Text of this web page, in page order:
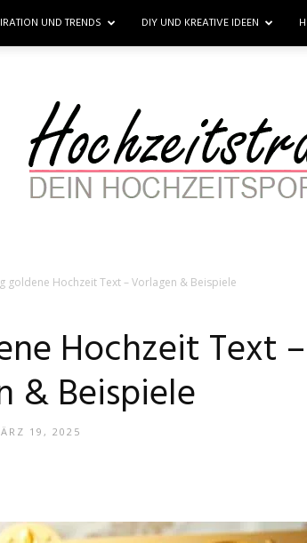
UND TRENDS DIY UND KREATIVE IDEEN
goldene Hochzeit Text – Vorlagen & Beispiele
Hochzeit Text –
& Beispiele
19, 2025